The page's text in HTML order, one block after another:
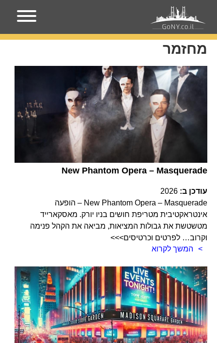
עמוד הבית מחזמר
מחזמר
New Phantom Opera – Masquerade
עודכן ב: 2026
New Phantom Opera – Masquerade – הופעה
אינטראקטיבית מטריפת חושים בניו יורק. מאסקארייד
מטשטשת את גבולות המציאות, מביאה את הקהל פנימה
וקרוב… לפרטים וכרטיסים>>>
המשך לקרוא